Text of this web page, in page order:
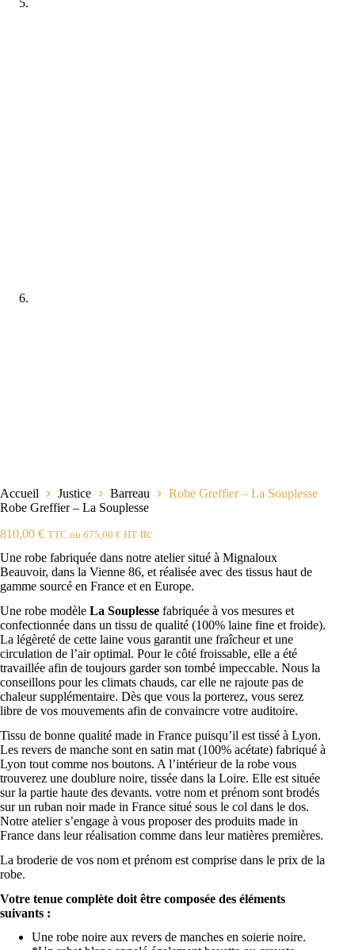
Accueil Justice Barreau
Robe Greffier – La Souplesse
Robe Greffier – La Souplesse
810,00 € TTC ou 675,00 € HT ttc
Une robe fabriquée dans notre atelier situé à Mignaloux
Beauvoir, dans la Vienne 86, et réalisée avec des tissus haut de
gamme sourcé en France et en Europe.
Une robe modèle La Souplesse fabriquée à vos mesures et
confectionnée dans un tissu de qualité (100% laine fine et froide).
La légèreté de cette laine vous garantit une fraîcheur et une
circulation de l’air optimal. Pour le côté froissable, elle a été
travaillée afin de toujours garder son tombé impeccable. Nous la
conseillons pour les climats chauds, car elle ne rajoute pas de
chaleur supplémentaire. Dès que vous la porterez, vous serez
libre de vos mouvements afin de convaincre votre auditoire.
Tissu de bonne qualité made in France puisqu’il est tissé à Lyon.
Les revers de manche sont en satin mat (100% acétate) fabriqué à
Lyon tout comme nos boutons. A l’intérieur de la robe vous
trouverez une doublure noire, tissée dans la Loire. Elle est située
sur la partie haute des devants. votre nom et prénom sont brodés
sur un ruban noir made in France situé sous le col dans le dos.
Notre atelier s’engage à vous proposer des produits made in
France dans leur réalisation comme dans leur matières premières.
La broderie de vos nom et prénom est comprise dans le prix de la
robe.
Votre tenue complète doit être composée des éléments
suivants :
Une robe noire aux revers de manches en soierie noire.